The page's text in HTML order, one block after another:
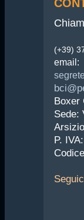
(+39)
email:
Boxer
Sede:
P.